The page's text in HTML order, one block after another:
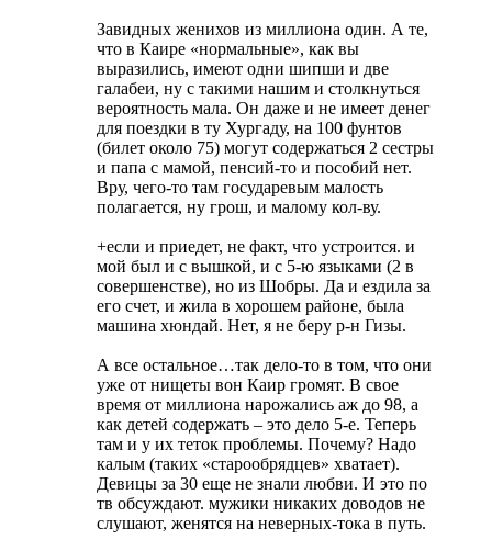
Завидных женихов из миллиона один. А те,
что в Каире «нормальные», как вы
выразились, имеют одни шипши и две
галабеи, ну с такими нашим и столкнуться
вероятность мала. Он даже и не имеет денег
для поездки в ту Хургаду, на 100 фунтов
(билет около 75) могут содержаться 2 сестры
и папа с мамой, пенсий-то и пособий нет.
Вру, чего-то там государевым малость
полагается, ну грош, и малому кол-ву.
+если и приедет, не факт, что устроится. и
мой был и с вышкой, и с 5-ю языками (2 в
совершенстве), но из Шобры. Да и ездила за
его счет, и жила в хорошем районе, была
машина хюндай. Нет, я не беру р-н Гизы.
А все остальное…так дело-то в том, что они
уже от нищеты вон Каир громят. В свое
время от миллиона нарожались аж до 98, а
как детей содержать – это дело 5-е. Теперь
там и у их теток проблемы. Почему? Надо
калым (таких «старообрядцев» хватает).
Девицы за 30 еще не знали любви. И это по
тв обсуждают. мужики никаких доводов не
слушают, женятся на неверных-тока в путь.